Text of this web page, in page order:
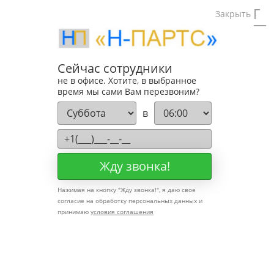
Отдел
Запчасти для компрессора
Компрессорная
Закрыть
Сейчас сотрудники
не в офисе. Хотите, в выбранное
время мы сами Вам перезвоним?
в
Жду звонка!
Нажимая на кнопку "Жду звонка!", я даю свое
согласие на обработку персональных данных и
принимаю условия соглашения